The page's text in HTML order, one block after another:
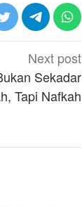
Next post
Sekadar
Tapi Nafkah